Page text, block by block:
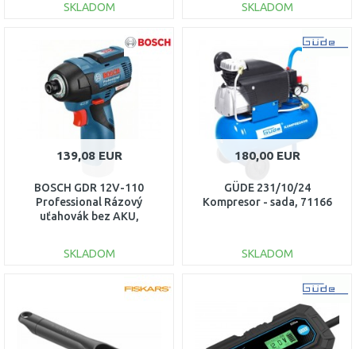
SKLADOM
DO KOŠÍKA
Porovnať
SKLADOM
DO KOŠÍKA
Porovnať
139,08 EUR
BOSCH GDR 12V-110
Professional Rázový
uťahovák bez AKU,
SKLADOM
DO KOŠÍKA
180,00 EUR
GÜDE 231/10/24
Kompresor - sada, 71166
SKLADOM
DO KOŠÍKA
Porovnať